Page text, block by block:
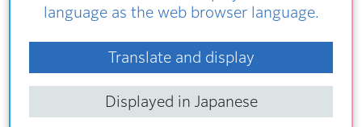
language as the web browser language.
Translate and display
Displayed in Japanese
オンライン申請
申請フォーム（外部サイトへリンク）（別ウィンドウで開